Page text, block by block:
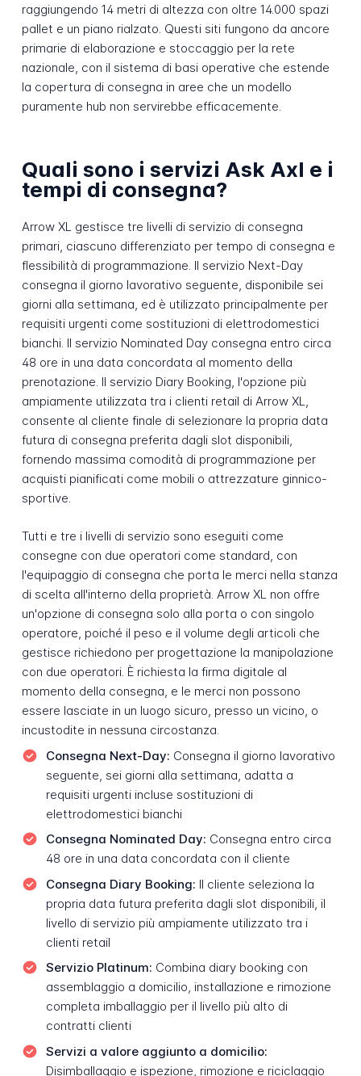
raggiungendo 14 metri di altezza con oltre 14.000 spazi
pallet e un piano rialzato. Questi siti fungono da ancore
primarie di elaborazione e stoccaggio per la rete
nazionale, con il sistema di basi operative che estende
la copertura di consegna in aree che un modello
puramente hub non servirebbe efficacemente.
Quali sono i servizi Ask Axl e i
tempi di consegna?
Arrow XL gestisce tre livelli di servizio di consegna
primari, ciascuno differenziato per tempo di consegna e
flessibilità di programmazione. Il servizio Next-Day
consegna il giorno lavorativo seguente, disponibile sei
giorni alla settimana, ed è utilizzato principalmente per
requisiti urgenti come sostituzioni di elettrodomestici
bianchi. Il servizio Nominated Day consegna entro circa
48 ore in una data concordata al momento della
prenotazione. Il servizio Diary Booking, l'opzione più
ampiamente utilizzata tra i clienti retail di Arrow XL,
consente al cliente finale di selezionare la propria data
futura di consegna preferita dagli slot disponibili,
fornendo massima comodità di programmazione per
acquisti pianificati come mobili o attrezzature ginnico-
sportive.
Tutti e tre i livelli di servizio sono eseguiti come
consegne con due operatori come standard, con
l'equipaggio di consegna che porta le merci nella stanza
di scelta all'interno della proprietà. Arrow XL non offre
un'opzione di consegna solo alla porta o con singolo
operatore, poiché il peso e il volume degli articoli che
gestisce richiedono per progettazione la manipolazione
con due operatori. È richiesta la firma digitale al
momento della consegna, e le merci non possono
essere lasciate in un luogo sicuro, presso un vicino, o
incustodite in nessuna circostanza.
Consegna Next-Day: Consegna il giorno lavorativo
seguente, sei giorni alla settimana, adatta a
requisiti urgenti incluse sostituzioni di
elettrodomestici bianchi
Consegna Nominated Day: Consegna entro circa
48 ore in una data concordata con il cliente
Consegna Diary Booking: Il cliente seleziona la
propria data futura preferita dagli slot disponibili, il
livello di servizio più ampiamente utilizzato tra i
clienti retail
Servizio Platinum: Combina diary booking con
assemblaggio a domicilio, installazione e rimozione
completa imballaggio per il livello più alto di
contratti clienti
Servizi a valore aggiunto a domicilio:
Disimballaggio e ispezione, rimozione e riciclaggio